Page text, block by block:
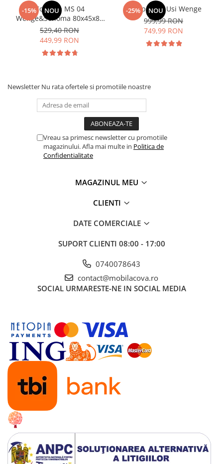
-15% NOU
Comoda MS 04
Wenge&Sonoma 80x45x85
cm
529,40 RON
449,99 RON
-25% NOU
Dulap Rio 3 Usi Wenge
999,99 RON
749,99 RON
Newsletter Nu rata ofertele si promotiile noastre
Vreau sa primesc newsletter cu promotiile
magazinului. Afla mai multe in Politica de
Confidentialitate
MAGAZINUL MEU
CLIENTI
DATE COMERCIALE
SUPORT CLIENTI 08:00 - 17:00
0740078643
contact@mobilacova.ro
SOCIAL URMARESTE-NE IN SOCIAL MEDIA